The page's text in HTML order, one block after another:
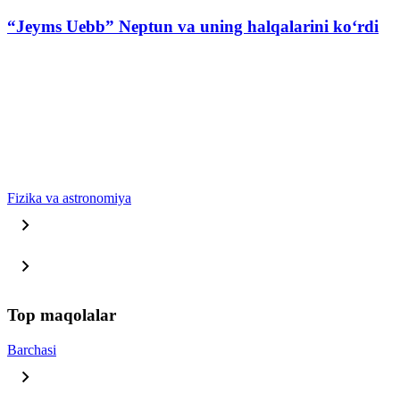
“Jeyms Uebb” Neptun va uning halqalarini ko‘rdi
Fizika va astronomiya
Top maqolalar
Barchasi